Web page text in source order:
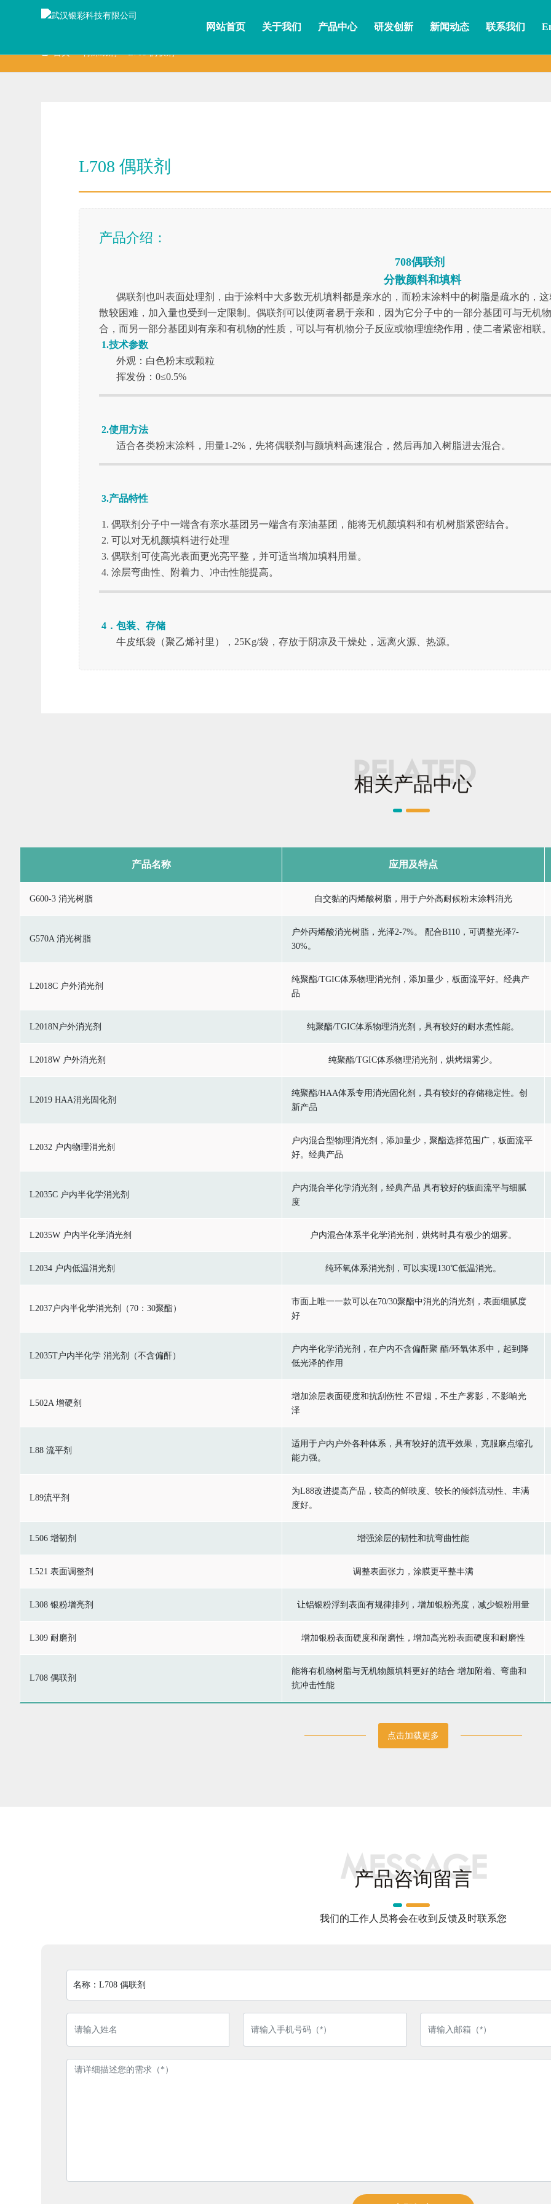
网站首页 关于我们 产品中心 研发创新 新闻动态 联系我们
首页 特殊助剂 L708 偶联剂
L708 偶联剂
产品介绍：
708偶联剂
分散颜料和填料
偶联剂也叫表面处理剂，由于涂料中大多数无机填料都是亲水的，而粉末涂料中的树脂是疏水的，
散较困难，加入量也受到一定限制。偶联剂可以使两者易于亲和，因为它分子中的一部分基团可与无机
合，而另一部分基团则有亲和有机物的性质，可以与有机物分子反应或物理缠绕作用，使二者紧密相联
1.技术参数
外观：白色粉末或颗粒
挥发份：0≤0.5%
2.使用方法
适合各类粉末涂料，用量1-2%，先将偶联剂与颜填料高速混合，然后再加入树脂进去混合。
3.产品特性
偶联剂分子中一端含有亲水基团另一端含有亲油基团，能将无机颜填料和有机树脂紧密结合。
可以对无机颜填料进行处理
偶联剂可使高光表面更光亮平整，并可适当增加填料用量。
涂层弯曲性、附着力、冲击性能提高。
4．包装、存储
牛皮纸袋（聚乙烯衬里），25Kg/袋，存放于阴凉及干燥处，远离火源、热源。
RELATED
相关产品中心
产品名称 应用及特点
G600-3 消光树脂 自交黏的丙烯酸树脂，用于户外高耐候粉末涂料消光
G570A 消光树脂
户外丙烯酸消光树脂，光泽2-7%。 配合B110，可调整光泽7-
30%。
L2018C 户外消光剂
纯聚酯/TGIC体系物理消光剂，添加量少，板面流平好。经典产
品
L2018N户外消光剂 纯聚酯/TGIC体系物理消光剂，具有较好的耐水煮性能。
L2018W 户外消光剂 纯聚酯/TGIC体系物理消光剂，烘烤烟雾少。
L2019 HAA消光固化剂
纯聚酯/HAA体系专用消光固化剂，具有较好的存储稳定性。创
新产品
L2032 户内物理消光剂
户内混合型物理消光剂，添加量少，聚酯选择范围广，板面流平
好。经典产品
L2035C 户内半化学消光剂
户内混合半化学消光剂，经典产品 具有较好的板面流平与细腻
度
L2035W 户内半化学消光剂 户内混合体系半化学消光剂，烘烤时具有极少的烟雾。
L2034 户内低温消光剂 纯环氧体系消光剂，可以实现130℃低温消光。
L2037户内半化学消光剂（70：30聚酯）
市面上唯一一款可以在70/30聚酯中消光的消光剂，表面细腻度
好
L2035T户内半化学 消光剂（不含偏酐）
户内半化学消光剂，在户内不含偏酐聚 酯/环氧体系中，起到降
低光泽的作用
L502A 增硬剂
增加涂层表面硬度和抗刮伤性 不冒烟，不生产雾影，不影响光
泽
L88 流平剂
适用于户内户外各种体系，具有较好的流平效果，克服麻点缩孔
能力强。
L89流平剂
为L88改进提高产品，较高的鲜映度、较长的倾斜流动性、丰满
度好。
L506 增韧剂 增强涂层的韧性和抗弯曲性能
L521 表面调整剂 调整表面张力，涂膜更平整丰满
L308 银粉增亮剂 让铝银粉浮到表面有规律排列，增加银粉亮度，减少银粉用量
L309 耐磨剂 增加银粉表面硬度和耐磨性，增加高光粉表面硬度和耐磨性
L708 偶联剂
能将有机物树脂与无机物颜填料更好的结合 增加附着、弯曲和
抗冲击性能
点击加载更多
MESSAGE
产品咨询留言
我们的工作人员将会在收到反馈及时联系您
名称： L708 偶联剂